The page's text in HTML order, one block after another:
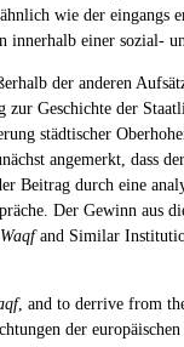
wie der eingangs
einer sozial-
der anderen
Geschichte der
städtischer
angemerkt, dass
Beitrag durch eine
Der Gewinn
Waqfand Similar
, and to derrive from
der